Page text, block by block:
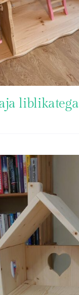
liblikatega